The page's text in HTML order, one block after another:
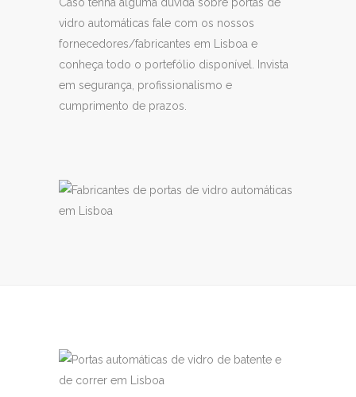
Caso tenha alguma dúvida sobre portas de
vidro automáticas fale com os nossos
fornecedores/fabricantes em Lisboa e
conheça todo o portefólio disponível. Invista
em segurança, profissionalismo e
cumprimento de prazos.